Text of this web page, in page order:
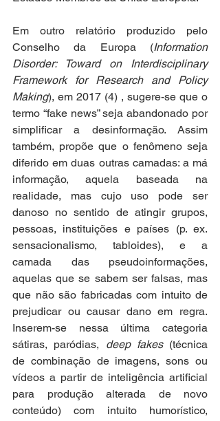
Em outro relatório produzido pelo
Conselho da Europa (Information
Disorder: Toward on Interdisciplinary
Framework for Research and Policy
Making), em 2017 (4) , sugere-se que o
termo “fake news” seja abandonado por
simplificar a desinformação. Assim
também, propõe que o fenômeno seja
diferido em duas outras camadas: a má
informação, aquela baseada na
realidade, mas cujo uso pode ser
danoso no sentido de atingir grupos,
pessoas, instituições e países (p. ex.
sensacionalismo, tabloides), e a
camada das pseudoinformações,
aquelas que se sabem ser falsas, mas
que não são fabricadas com intuito de
prejudicar ou causar dano em regra.
Inserem-se nessa última categoria
sátiras, paródias, deep fakes (técnica
de combinação de imagens, sons ou
vídeos a partir de inteligência artificial
para produção alterada de novo